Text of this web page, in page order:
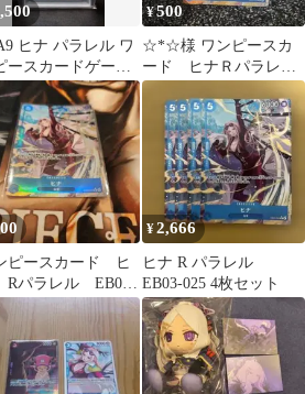
ヒナ パラレル ワ
ースカードゲーム
[EB03-025]
¥500
☆*☆様 ワンピースカ
ード ヒナＲパラレル
EB03-025
ピースカード ヒ
パラレル EB03-
¥2,666
ヒナ R パラレル
EB03-025 4枚セット